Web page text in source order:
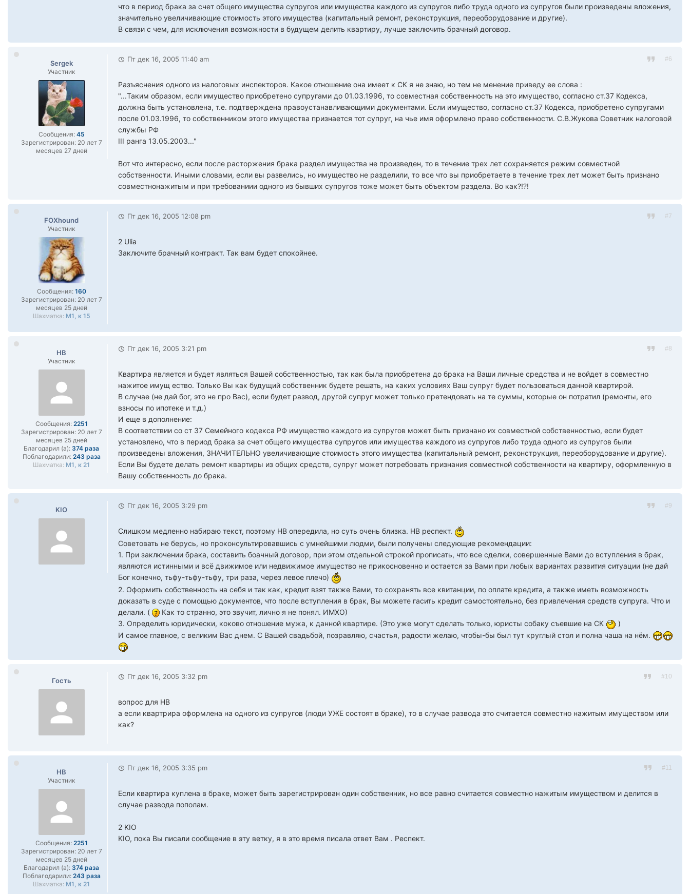
что в период брака за счет общего имущества супругов или имущества каждого из супругов либо труда одного из супругов были произведены вложения,
значительно увеличивающие стоимость этого имущества (капитальный ремонт, реконструкция, переоборудование и другие).
В связи с чем, для исключения возможности в будущем делить квартиру, лучше заключить брачный договор.
Sergek
Участник
Сообщения: 45
Зарегистрирован: 20 лет 7
месяцев 27 дней
#6
Пт дек 16, 2005 11:40 am
Разъяснения одного из налоговых инспекторов. Какое отношение она имеет к СК я не знаю, но тем не менение приведу ее слова :
"...Таким образом, если имущество приобретено супругами до 01.03.1996, то совместная собственность на это имущество, согласно ст.37 Кодекса,
должна быть установлена, т.е. подтверждена правоустанавливающими документами. Если имущество, согласно ст.37 Кодекса, приобретено супругами
после 01.03.1996, то собственником этого имущества признается тот супруг, на чье имя оформлено право собственности. С.В.Жукова Советник налоговой
службы РФ
III ранга 13.05.2003..."
Вот что интересно, если после расторжения брака раздел имущества не произведен, то в течение трех лет сохраняется режим совместной
собственности. Иными словами, если вы развелись, но имущество не разделили, то все что вы приобретаете в течение трех лет может быть признано
совместнонажитым и при требованиии одного из бывших супругов тоже может быть объектом раздела. Во как?!?!
FOXhound
Участник
Сообщения: 160
Зарегистрирован: 20 лет 7
месяцев 25 дней
Шахматка: М1, к 15
#7
Пт дек 16, 2005 12:08 pm
2 Ulia
Заключите брачный контракт. Так вам будет спокойнее.
НВ
Участник
Сообщения: 2251
Зарегистрирован: 20 лет 7
месяцев 25 дней
Благодарил (а): 374 раза
Поблагодарили: 243 раза
Шахматка: М1, к 21
#8
Пт дек 16, 2005 3:21 pm
Квартира является и будет являться Вашей собственностью, так как была приобретена до брака на Ваши личные средства и не войдет в совместно
нажитое имущ ество. Только Вы как будущий собственник будете решать, на каких условиях Ваш супруг будет пользоваться данной квартирой.
В случае (не дай бог, это не про Вас), если будет развод, другой супруг может только претендовать на те суммы, которые он потратил (ремонты, его
взносы по ипотеке и т.д.)
И еще в дополнение:
В соответствии со ст 37 Семейного кодекса РФ имущество каждого из супругов может быть признано их совместной собственностью, если будет
установлено, что в период брака за счет общего имущества супругов или имущества каждого из супругов либо труда одного из супругов были
произведены вложения, ЗНАЧИТЕЛЬНО увеличивающие стоимость этого имущества (капитальный ремонт, реконструкция, переоборудование и другие).
Если Вы будете делать ремонт квартиры из общих средств, супруг может потребовать признания совместной собственности на квартиру, оформленную в
Вашу собственность до брака.
KIO #9
Пт дек 16, 2005 3:29 pm
Слишком медленно набираю текст, поэтому НВ опередила, но суть очень близка. НВ респект.
Советовать не берусь, но проконсультировавшись с умнейшими людми, были получены следующие рекомендации:
1. При заключении брака, составить боачный договор, при этом отдельной строкой прописать, что все сделки, совершенные Вами до вступления в брак,
являются истинными и всё движимое или недвижимое имущество не прикосновенно и остается за Вами при любых вариантах развития ситуации (не дай
Бог конечно, тьфу-тьфу-тьфу, три раза, через левое плечо)
2. Оформить собственность на себя и так как, кредит взят также Вами, то сохранять все квитанции, по оплате кредита, а также иметь возможность
доказать в суде с помощью документов, что после вступления в брак, Вы можете гасить кредит самостоятельно, без привлечения средств супруга. Что и
делали. (
Как то странно, это звучит, лично я не понял. ИМХО)
3. Определить юридически, коково отношение мужа, к данной квартире. (Это уже могут сделать только, юристы собаку съевшие на СК
)
И самое главное, с великим Вас днем. С Вашей свадьбой, позравляю, счастья, радости желаю, чтобы-бы был тут круглый стол и полна чаша на нём.
Гость #10
Пт дек 16, 2005 3:32 pm
вопрос для НВ
а если квартрира оформлена на одного из супругов (люди УЖЕ состоят в браке), то в случае развода это считается совместно нажитым имуществом или
как?
НВ
Участник
Сообщения: 2251
Зарегистрирован: 20 лет 7
месяцев 25 дней
Благодарил (а): 374 раза
Поблагодарили: 243 раза
Шахматка: М1, к 21
#11
Пт дек 16, 2005 3:35 pm
Если квартира куплена в браке, может быть зарегистрирован один собственник, но все равно считается совместно нажитым имуществом и делится в
случае развода пополам.
2 KIO
KIO, пока Вы писали сообщение в эту ветку, я в это время писала ответ Вам . Респект.